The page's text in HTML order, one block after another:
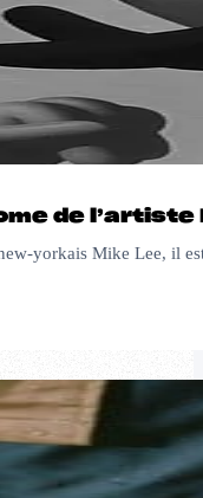
de l’artiste
yorkais Mike Lee, il